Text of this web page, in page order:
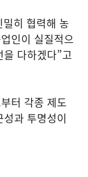
히 협력해 농
인이 실질적으
다하겠다”고
터 각종 제도
과 투명성이